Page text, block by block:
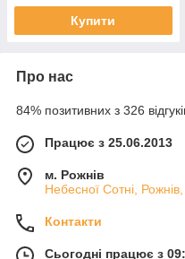
Купити
Про нас
84% позитивних з 326
Працює з 25.06.2013
м. Рожнів
Небесної Сотні,
Контакти
Сьогодні працює з